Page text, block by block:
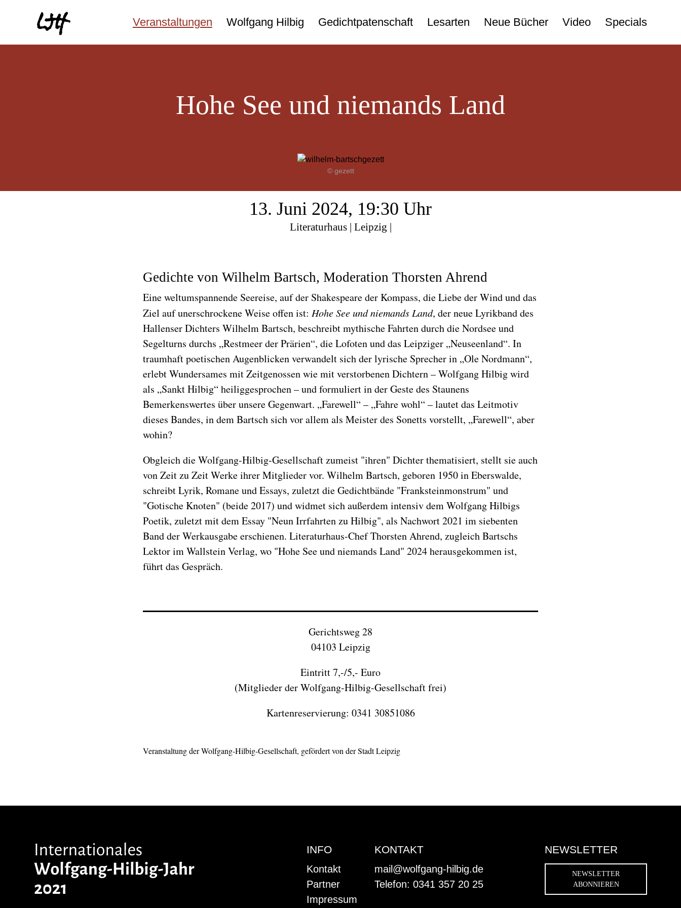
Veranstaltungen Wolfgang Hilbig Gedichtpatenschaft Lesarten Neue Bücher Video Specials
Hohe See und niemands Land
© gezett
13. Juni 2024, 19:30 Uhr
Literaturhaus | Leipzig |
Gedichte von Wilhelm Bartsch, Moderation Thorsten Ahrend
Eine weltumspannende Seereise, auf der Shakespeare der Kompass, die Liebe der Wind und das
Ziel auf unerschrockene Weise offen ist: Hohe See und niemands Land, der neue Lyrikband des
Hallenser Dichters Wilhelm Bartsch, beschreibt mythische Fahrten durch die Nordsee und
Segelturns durchs „Restmeer der Prärien“, die Lofoten und das Leipziger „Neuseenland“. In
traumhaft poetischen Augenblicken verwandelt sich der lyrische Sprecher in „Ole Nordmann“,
erlebt Wundersames mit Zeitgenossen wie mit verstorbenen Dichtern – Wolfgang Hilbig wird
als „Sankt Hilbig“ heiliggesprochen – und formuliert in der Geste des Staunens
Bemerkenswertes über unsere Gegenwart. „Farewell“ – „Fahre wohl“ – lautet das Leitmotiv
dieses Bandes, in dem Bartsch sich vor allem als Meister des Sonetts vorstellt, „Farewell“, aber
wohin?
Obgleich die Wolfgang-Hilbig-Gesellschaft zumeist "ihren" Dichter thematisiert, stellt sie auch
von Zeit zu Zeit Werke ihrer Mitglieder vor. Wilhelm Bartsch, geboren 1950 in Eberswalde,
schreibt Lyrik, Romane und Essays, zuletzt die Gedichtbände "Franksteinmonstrum" und
"Gotische Knoten" (beide 2017) und widmet sich außerdem intensiv dem Wolfgang Hilbigs
Poetik, zuletzt mit dem Essay "Neun Irrfahrten zu Hilbig", als Nachwort 2021 im siebenten
Band der Werkausgabe erschienen. Literaturhaus-Chef Thorsten Ahrend, zugleich Bartschs
Lektor im Wallstein Verlag, wo "Hohe See und niemands Land" 2024 herausgekommen ist,
führt das Gespräch.
Gerichtsweg 28
04103 Leipzig
Eintritt 7,-/5,- Euro
(Mitglieder der Wolfgang-Hilbig-Gesellschaft frei)
Kartenreservierung: 0341 30851086
Veranstaltung der Wolfgang-Hilbig-Gesellschaft, gefördert von der Stadt Leipzig
INFO
Kontakt
Partner
Impressum
KONTAKT
mail@wolfgang-hilbig.de
Telefon: 0341 357 20 25
NEWSLETTER
NEWSLETTER
ABONNIEREN